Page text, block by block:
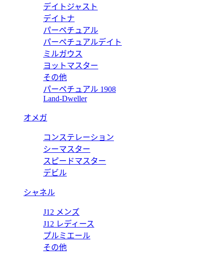
デイトジャスト
デイトナ
パーペチュアル
パーペチュアルデイト
ミルガウス
ヨットマスター
その他
パーペチュアル 1908
Land-Dweller
オメガ
コンステレーション
シーマスター
スピードマスター
デビル
シャネル
J12 メンズ
J12 レディース
プルミエール
その他